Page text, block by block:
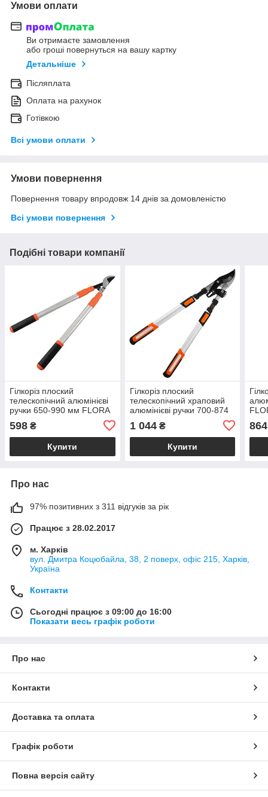
Умови оплати
Ви отримаєте замовлення
або гроші повернуться на вашу картку
Детальніше
Післяплата
Оплата на рахунок
Готівкою
Всі умови оплати
Умови повернення
Повернення товару впродовж 14 днів за домовленістю
Всі умови повернення
Подібні товари компанії
Гілкоріз плоский
телескопічний алюмінієві
ручки 650-990 мм FLORA
598 ₴
Купити
Гілкоріз плоский
телескопічний храповий
алюмінієві ручки 700-874
1 044₴
Купити
864
Про нас
97% позитивних з 311 відгуків за рік
Працює з 28.02.2017
м. Харків
вул. Дмитра Коцюбайла, 38, 2 поверх, офіс 215, Харків,
Україна
Контакти
Сьогодні працює з 09:00 до 16:00
Показати весь графік роботи
Про нас
Контакти
Доставка та оплата
Графік роботи
Повна версія сайту